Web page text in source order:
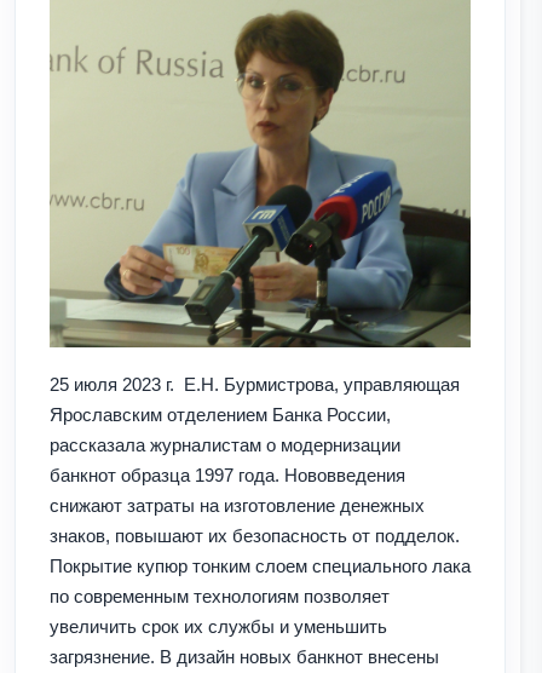
25 июля 2023 г. Е.Н. Бурмистрова, управляющая
Ярославским отделением Банка России,
рассказала журналистам о модернизации
банкнот образца 1997 года. Нововведения
снижают затраты на изготовление денежных
знаков, повышают их безопасность от подделок.
Покрытие купюр тонким слоем специального лака
по современным технологиям позволяет
увеличить срок их службы и уменьшить
загрязнение. В дизайн новых банкнот внесены